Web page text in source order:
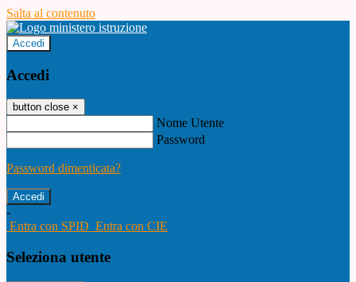
Salta al contenuto
Accedi
Accedi
button close ×
Nome Utente
Password
Password dimenticata?
-
Entra con SPID Entra con CIE
Seleziona utente